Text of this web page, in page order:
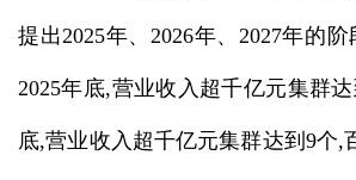
提出2025年、2026年、2027年的
2025年底,营业收入超千亿元集群
底,营业收入超千亿元集群达到9个,